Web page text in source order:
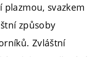
svazkem
způsoby
Zvláštní